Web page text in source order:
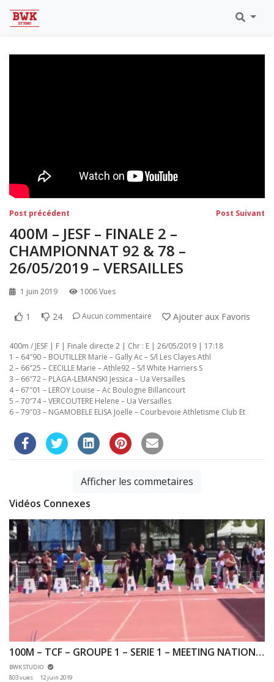
Eaubonne 2019
Navigation
de
l’article
Post précédent Post Suivant
400M – JESF – FINALE 2 –
CHAMPIONNAT 92 & 78 –
26/05/2019 – VERSAILLES
1 juin 2019 1006 Vues
1 24 Aucun commentaire Ajouter aux Favoris
400m / JESF | F | Finale directe 2 | Chr : E | 26/05/2019 | 17:18
1 – 64″90 – BOUTILLER Marie – Gally Ac – S/l Les Clayes Athl
2 – 66″25 – CECILLE Marie – Athle92 – S/l White Harriers S
3 – 66″72 – PLAGA-LEMANSKI Jessica – Ua Versailles
4 – 67″01 – LEROY Louise – Ac Boulogne Billancourt
5 – 70″74 – VERCOUTERE Helene – Ua Versailles
6 – 79″03 – NGAMOBELE ELISA Joelle – Courbevoie Athletisme Club Et
Afficher les commetaires
Vidéos Connexes
100M – TCF – GROUPE 1 – SERIE 1 – MEETING NATIONAL 1 DE CERGY-PONTOISE – 10/06/2019
BWK STUDIO
803 vues
12 juin 2019